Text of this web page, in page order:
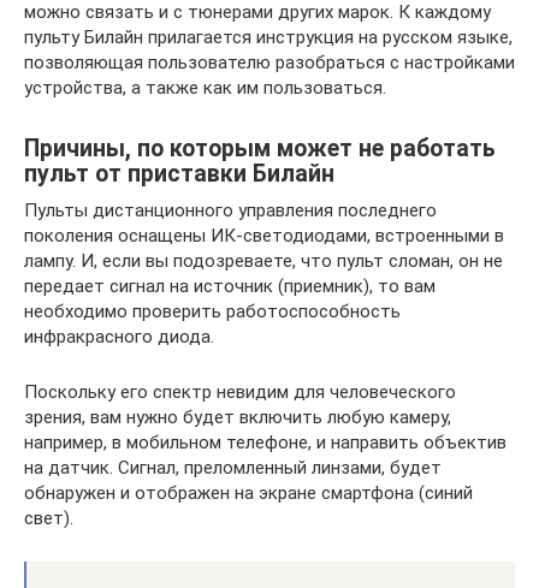
можно связать и с тюнерами других марок. К каждому
пульту Билайн прилагается инструкция на русском языке,
позволяющая пользователю разобраться с настройками
устройства, а также как им пользоваться.
Причины, по которым может не работать
пульт от приставки Билайн
Пульты дистанционного управления последнего
поколения оснащены ИК-светодиодами, встроенными в
лампу. И, если вы подозреваете, что пульт сломан, он не
передает сигнал на источник (приемник), то вам
необходимо проверить работоспособность
инфракрасного диода.
Поскольку его спектр невидим для человеческого
зрения, вам нужно будет включить любую камеру,
например, в мобильном телефоне, и направить объектив
на датчик. Сигнал, преломленный линзами, будет
обнаружен и отображен на экране смартфона (синий
свет).